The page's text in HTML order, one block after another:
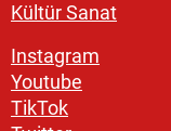
Kültür Sanat
Instagram
Youtube
TikTok